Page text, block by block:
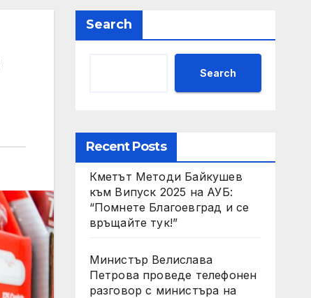
Search
Search
Recent Posts
Кметът Методи Байкушев
към Випуск 2025 на АУБ:
“Помнете Благоевград и се
връщайте тук!”
Министър Велислава
Петрова проведе телефонен
разговор с министъра на